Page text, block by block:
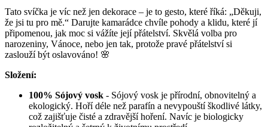
Tato svíčka je víc než jen dekorace – je to gesto, které říká: „Děkuji,
že jsi tu pro mě.“ Darujte kamarádce chvíle pohody a klidu, které jí
připomenou, jak moc si vážíte její přátelství. Skvělá volba pro
narozeniny, Vánoce, nebo jen tak, protože pravé přátelství si
zaslouží být oslavováno! 🌸
Složení:
100% Sójový vosk - Sójový vosk je přírodní, obnovitelný a
ekologický. Hoří déle než parafín a nevypouští škodlivé látky,
což zajišťuje čisté a zdravější hoření. Navíc je biologicky